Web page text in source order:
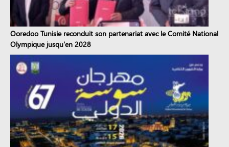
Ooredoo Tunisie reconduit son partenariat avec le Comité National
Olympique jusqu'en 2028